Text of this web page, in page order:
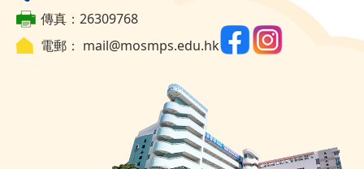
傳真：26309768
電郵： mail@mosmps.edu.hk